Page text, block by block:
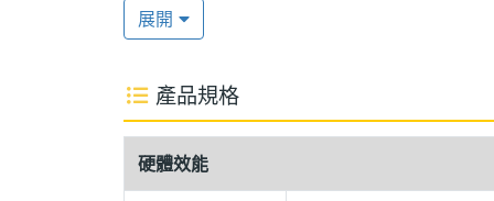
Motorola razr 60 推出全新「PANTONE
Lightest Sky 明亮天空灰」與「
皮、尼龍織物與醋酸纖維材質背蓋，展現
展開
產品規格
硬體效能